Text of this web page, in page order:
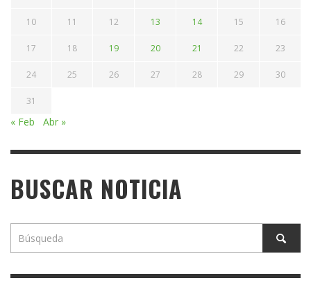
10 11 12 13 14 15 16
17 18 19 20 21 22 23
24 25 26 27 28 29 30
31
« Feb Abr »
BUSCAR NOTICIA